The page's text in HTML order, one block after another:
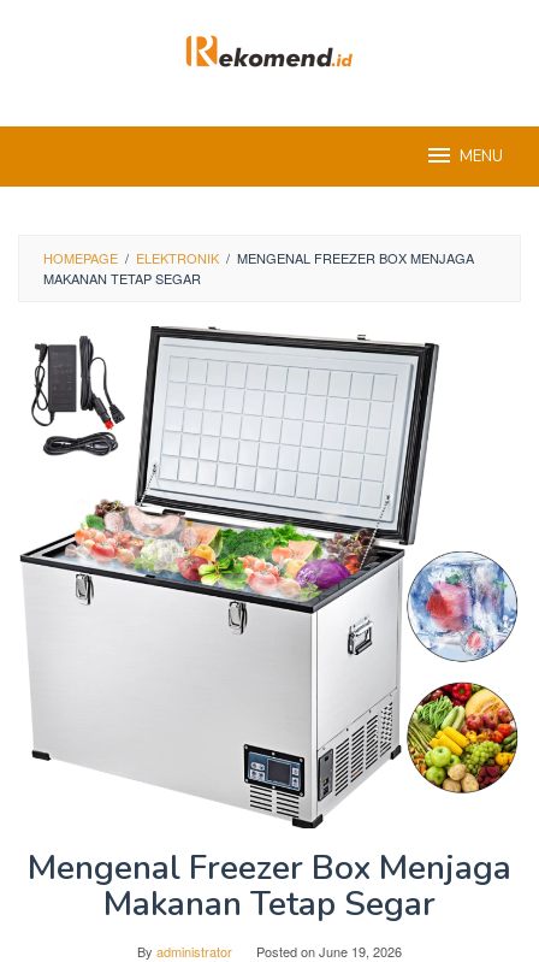
MENU
HOMEPAGE / ELEKTRONIK / MENGENAL FREEZER BOX MENJAGA
MAKANAN TETAP SEGAR
Mengenal Freezer Box Menjaga
Makanan Tetap Segar
By administrator Posted onJune 19, 2026